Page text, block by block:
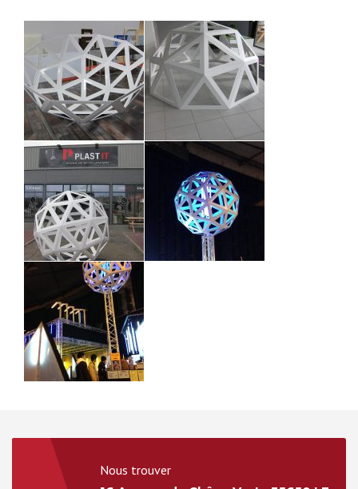
Nous trouver